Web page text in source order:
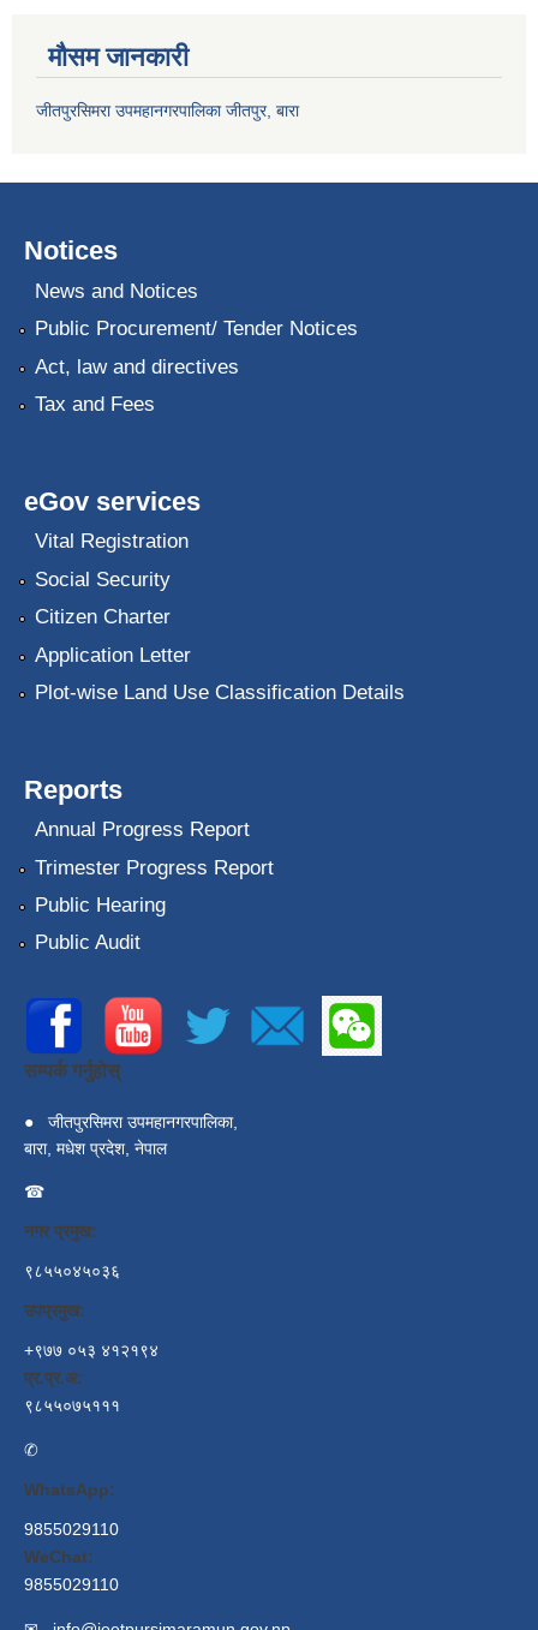
मौसम जानकारी
जीतपुरसिमरा उपमहानगरपालिका जीतपुर, बारा
Notices
News and Notices
Public Procurement/ Tender Notices
Act, law and directives
Tax and Fees
eGov services
Vital Registration
Social Security
Citizen Charter
Application Letter
Plot-wise Land Use Classification Details
Reports
Annual Progress Report
Trimester Progress Report
Public Hearing
Public Audit
सम्पर्क गर्नुहोस्
●
जीतपुरसिमरा उपमहानगरपालिका,
बारा, मधेश प्रदेश, नेपाल
☎
नगर प्रमुख:
९८५५०४५०३६
उपप्रमुख:
+९७७ ०५३ ४१२१९४
प्र.प्र.अ:
९८५५०७५१११
✆
WhatsApp:
9855029110
WeChat:
9855029110